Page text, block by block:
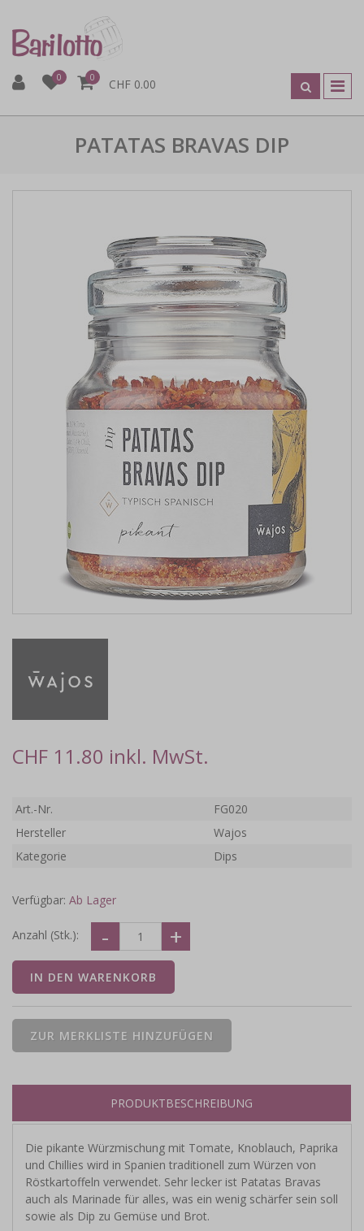
0 0 CHF 0.00
PATATAS BRAVAS DIP
CHF 11.80 inkl. MwSt.
Art.-Nr.
FG020
Hersteller
Wajos
Kategorie
Dips
Verfügbar: Ab Lager
Anzahl (Stk.):
PRODUKTBESCHREIBUNG
Die pikante Würzmischung mit Tomate, Knoblauch, Paprika
und Chillies wird in Spanien traditionell zum Würzen von
Röstkartoffeln verwendet. Sehr lecker ist Patatas Bravas
auch als Marinade für alles, was ein wenig schärfer sein soll
sowie als Dip zu Gemüse und Brot.